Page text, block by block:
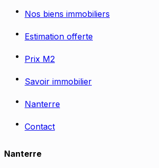
Nos biens immobiliers
Estimation offerte
Prix M2
Savoir immobilier
Nanterre
Contact
Nanterre